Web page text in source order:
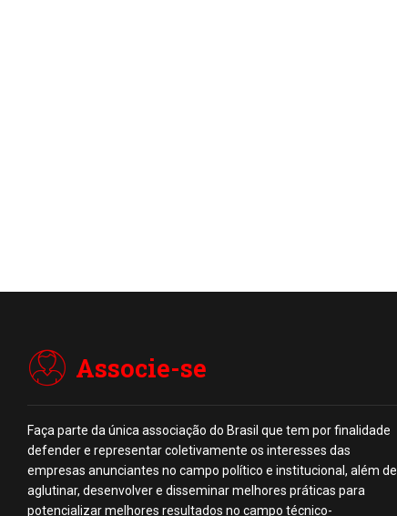
Associe-se
Faça parte da única associação do Brasil que tem por finalidade
defender e representar coletivamente os interesses das
empresas anunciantes no campo político e institucional, além de
aglutinar, desenvolver e disseminar melhores práticas para
potencializar melhores resultados no campo técnico-